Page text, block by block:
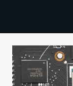
TECHBBS
TIETOA
HINTA.FI